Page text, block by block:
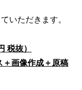
いただきます。
税抜）
＋画像作成＋原稿